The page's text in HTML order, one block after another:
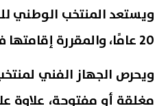
ويستعد المنتخب الوطني
20 عامًا، والمقررة إقامتها في مصر خلال شهر سبتمبر المقبل.
ويحرص الجهاز الفني
مغلقة أو مفتوحة، علاوة